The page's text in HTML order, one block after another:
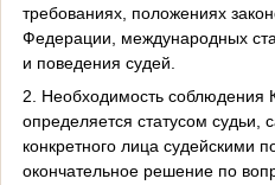
требованиях, положениях
Федерации, международных
и поведения судей.
2. Необходимость соблюдения
определяется статусом
конкретного лица судейскими
окончательное решение по